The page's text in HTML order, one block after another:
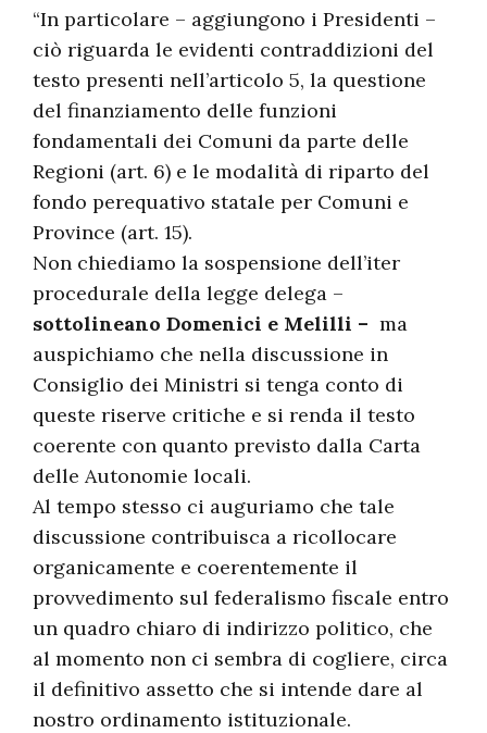
“In particolare – aggiungono i Presidenti –
ciò riguarda le evidenti contraddizioni del
testo presenti nell’articolo 5, la questione
del finanziamento delle funzioni
fondamentali dei Comuni da parte delle
Regioni (art. 6) e le modalità di riparto del
fondo perequativo statale per Comuni e
Province (art. 15).
Non chiediamo la sospensione dell’iter
procedurale della legge delega –
sottolineano Domenici e Melilli – ma
auspichiamo che nella discussione in
Consiglio dei Ministri si tenga conto di
queste riserve critiche e si renda il testo
coerente con quanto previsto dalla Carta
delle Autonomie locali.
Al tempo stesso ci auguriamo che tale
discussione contribuisca a ricollocare
organicamente e coerentemente il
provvedimento sul federalismo fiscale entro
un quadro chiaro di indirizzo politico, che
al momento non ci sembra di cogliere, circa
il definitivo assetto che si intende dare al
nostro ordinamento istituzionale.